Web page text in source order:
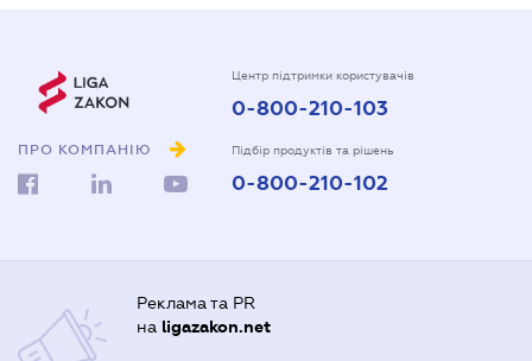
ПРО КОМПАНІЮ
Центр підтримки користувачів
0-800-210-103
Підбір продуктів та рішень
0-800-210-102
Реклама та PR
на ligazakon.net